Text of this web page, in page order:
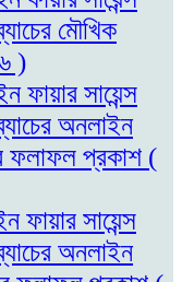
মৌখিক
)
ফায়ার সায়েন্স
অনলাইন
ফলাফল প্রকাশ (
ফায়ার সায়েন্স
অনলাইন